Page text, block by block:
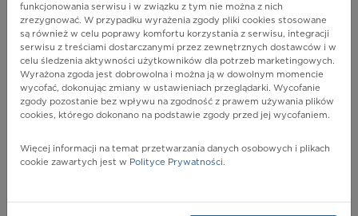
POKAŻ FILTRY
Pharmindex
funkcjonowania serwisu i w związku z tym nie można z nich
zrezygnować. W przypadku wyrażenia zgody pliki cookies stosowane
są również w celu poprawy komfortu korzystania z serwisu, integracji
serwisu z treściami dostarczanymi przez zewnętrznych dostawców i w
celu śledzenia aktywności użytkowników dla potrzeb marketingowych.
Wyrażona zgoda jest dobrowolna i można ją w dowolnym momencie
wycofać, dokonując zmiany w ustawieniach przeglądarki. Wycofanie
zgody pozostanie bez wpływu na zgodność z prawem używania plików
cookies, którego dokonano na podstawie zgody przed jej wycofaniem.
Więcej informacji na temat przetwarzania danych osobowych i plikach
cookie zawartych jest w Polityce Prywatności.